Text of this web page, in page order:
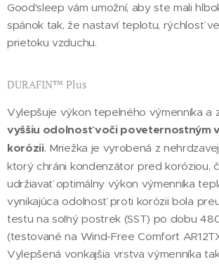
Good'sleep vám umožní, aby ste mali
spánok tak, že nastaví teplotu, rýchlosť
prietoku vzduchu.
DURAFIN™ Plus
Vylepšuje výkon tepelného výmenníka a
vyššiu odolnosť voči poveternostným
korózii. Mriežka je vyrobená z
ktorý chráni kondenzátor pred koróziou,
udržiavať optimálny výkon výmenníka
vynikajúca odolnosť proti korózii bola
testu na soľný postrek (SST) po dobu
(testované na Wind-Free Comfort
Vylepšená vonkajšia vrstva výmenníka